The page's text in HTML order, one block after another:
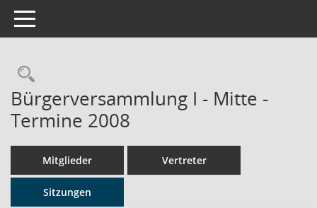
Toggle navigation
Rechercheauswahl
Bürgerversammlung I - Mitte -
Termine 2008
Mitglieder Vertreter
Sitzungen